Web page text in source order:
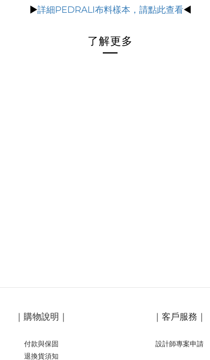
▶詳細PEDRALI布料樣本，請點此查看◀
了解更多
｜購物說明｜
付款與保固
退換貨須知
｜客戶服務｜
設計師專案申請